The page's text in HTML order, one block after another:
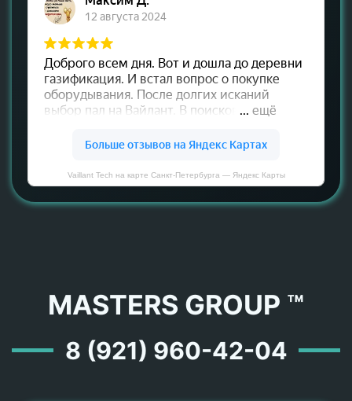
Vaillant Tech на карте Санкт‑Петербурга — Яндекс Карты
MASTERS GROUP ™
8 (921) 960-42-04